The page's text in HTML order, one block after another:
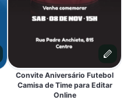
Convite Aniversário Futebol
Camisa de Time para Editar
Online